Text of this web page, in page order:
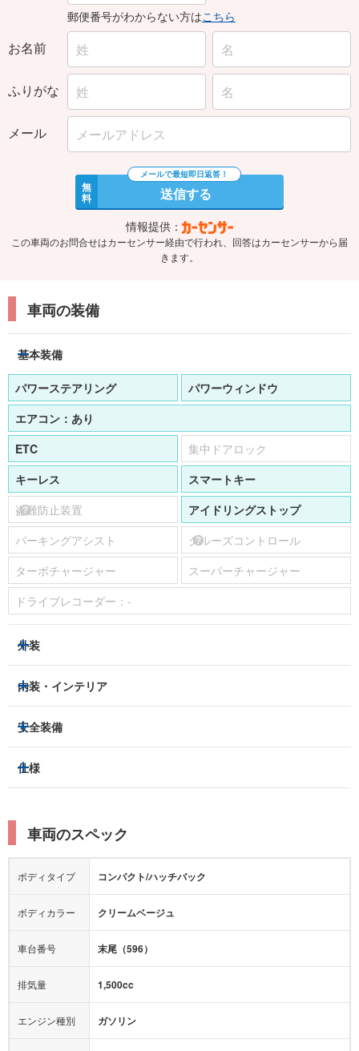
郵便番号がわからない方はこちら
お名前
ふりがな
メール
無
料 送信する
情報提供：
この車両のお問合せはカーセンサー経由で行われ、回答はカーセンサーから届
きます。
車両の装備
基本装備
パワーステアリング
パワーウィンドウ
エアコン： あり
ETC
集中ドアロック
キーレス
スマートキー
盗難防止装置
アイドリングストップ
パーキングアシスト
クルーズコントロール
ターボチャージャー
スーパーチャージャー
ドライブレコーダー： -
外装
ヘッドライト
アルミホイール：-
サンルーフ/ガラスルーフ
ルーフレール
エアロパーツ
ローダウン
内装・インテリア
3列シート
ベンチシート
パワーシート
シートヒーター
カーナビ：メモリーナビ他
ミュージックプレイヤー接続可
後席モニター
安全装備
トラクションコントロール
レーンキープアシスト
横滑り防止装置
衝突被害軽減プレーキ
カメラ：バック
エアバッグ：
ダブルエアバッグ
衝撃緩和ヘッドレスト
サポカー
アクセル踏み間違い（誤発進）防止装置
仕様
車両のスペック
ボディタイプ コンパクト/ハッチバック
ボディカラー クリームベージュ
車台番号 末尾（596）
排気量 1,500cc
エンジン種別 ガソリン